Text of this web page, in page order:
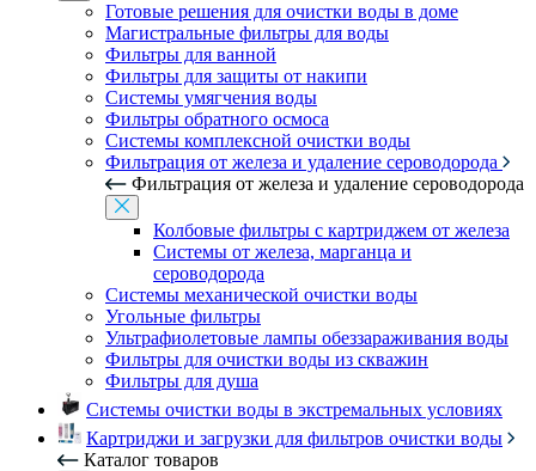
Готовые решения для очистки воды в доме
Магистральные фильтры для воды
Фильтры для ванной
Фильтры для защиты от накипи
Системы умягчения воды
Фильтры обратного осмоса
Системы комплексной очистки воды
Фильтрация от железа и удаление сероводорода
Фильтрация от железа и удаление сероводорода
Колбовые фильтры с картриджем от железа
Системы от железа, марганца и
сероводорода
Системы механической очистки воды
Угольные фильтры
Ультрафиолетовые лампы обеззараживания воды
Фильтры для очистки воды из скважин
Фильтры для душа
Системы очистки воды в экстремальных условиях
Картриджи и загрузки для фильтров очистки воды
Каталог товаров